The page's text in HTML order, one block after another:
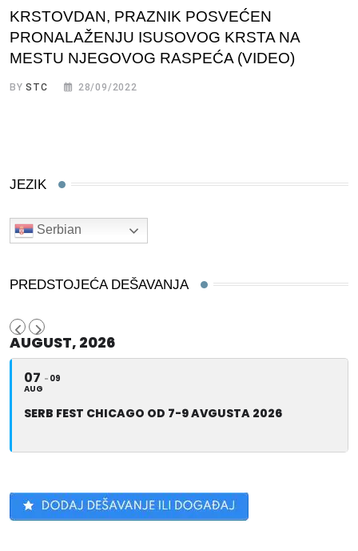
KRSTOVDAN, PRAZNIK POSVEĆEN
PRONALAŽENJU ISUSOVOG KRSTA NA
MESTU NJEGOVOG RASPEĆA (VIDEO)
BYSTC 28/09/2022
JEZIK
Serbian
PREDSTOJEĆA DEŠAVANJA
AUGUST, 2026
07
AUG
09
SERB FEST CHICAGO OD 7-9 AVGUSTA 2026